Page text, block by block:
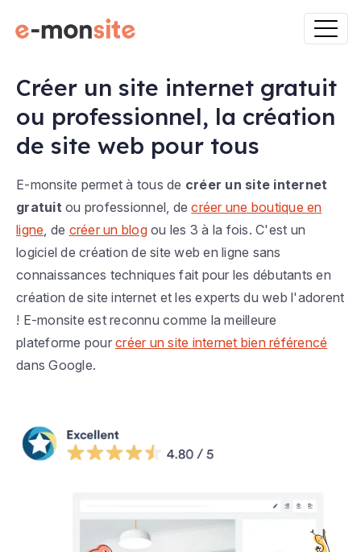
Créer un site internet gratuit
ou professionnel, la création
de site web pour tous
E-monsite permet à tous de créer un site internet
gratuit ou professionnel, decréer une boutique en
ligne , de créer un blogou les 3 à la fois. C'est un
logiciel de création de site web en ligne sans
connaissances techniques fait pour les débutants en
création de site internet et les experts du web l'adorent
! E-monsite est reconnu comme la meilleure
plateforme pour créer un site internet bien référencé
dans Google.